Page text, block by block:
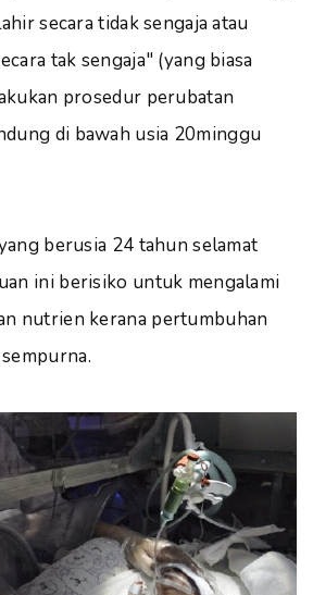
secara tidak sengaja atau
tak sengaja" (yang biasa
prosedur perubatan
di bawah usia 20minggu
berusia 24 tahun selamat
ini berisiko untuk mengalami
nutrien kerana pertumbuhan